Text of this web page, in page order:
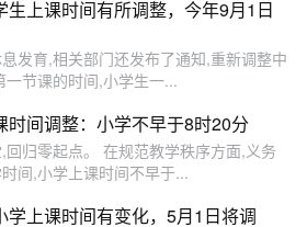
生上课时间有所调整，今年9月1日
发育,相关部门还发布了通知,重新调整中
节课的时间,小学生一...
时间调整：小学不早于8时20分
归零起点。 在规范教学秩序方面,义务
间,小学上课时间不早于...
学上课时间有变化，5月1日将调